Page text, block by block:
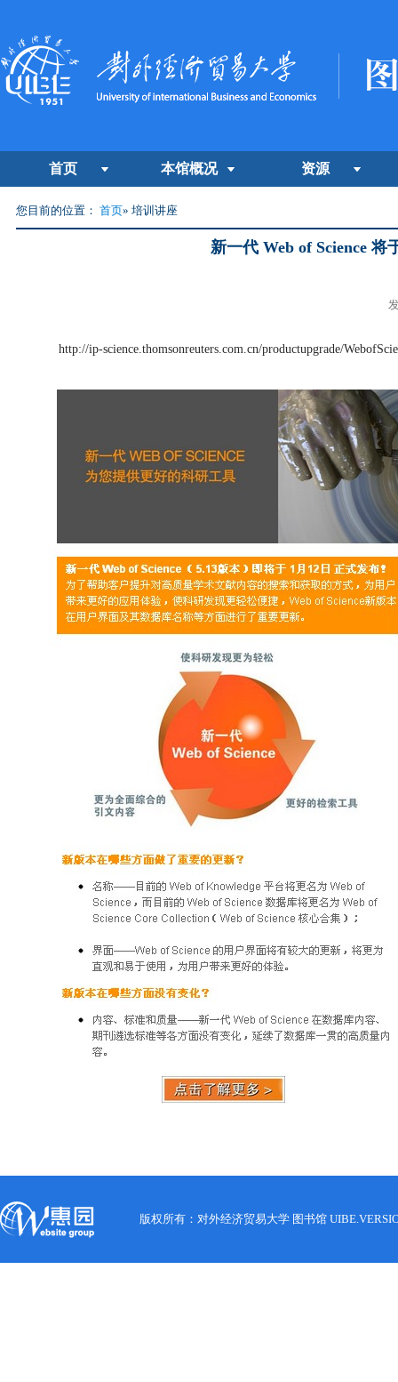
首页 本馆概况 资源
您目前的位置： 首页» 培训讲座
新一代 Web of Science
http://ip-science.thomsonreuters.com.cn/productupgrade/
版权所有：对外经济贸易大学 图书馆